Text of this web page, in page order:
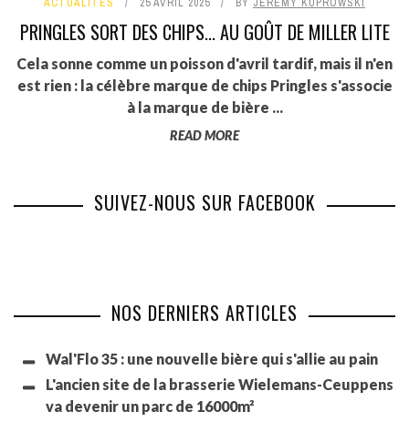
PRINGLES SORT DES CHIPS... AU GOÛT DE MILLER LITE
Cela sonne comme un poisson d'avril tardif, mais il n'en
est rien : la célèbre marque de chips Pringles s'associe
à la marque de bière ...
READ MORE
SUIVEZ-NOUS SUR FACEBOOK
NOS DERNIERS ARTICLES
Wal'Flo 35 : une nouvelle bière qui s'allie au pain
L'ancien site de la brasserie Wielemans-Ceuppens
va devenir un parc de 16000m²